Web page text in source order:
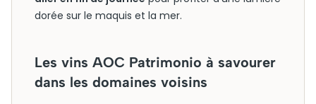
dorée sur le maquis et la mer.
Les vins AOC Patrimonio à savourer
dans les domaines voisins